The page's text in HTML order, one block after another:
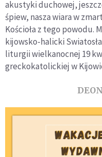
akustyki duchowej,
śpiew, nasza wiara w
Kościoła z tego powodu.
kijowsko-halicki
liturgii wielkanocnej 19
greckokatolickiej w